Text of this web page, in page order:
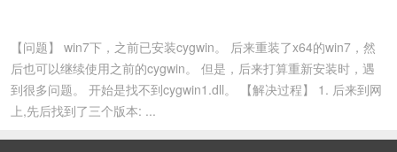
【问题】 win7下，之前已安装cygwin。 后来重装了x64的win7，然
后也可以继续使用之前的cygwin。 但是，后来打算重新安装时，遇
到很多问题。 开始是找不到cygwin1.dll。 【解决过程】 1. 后来到网
上,先后找到了三个版本: ...